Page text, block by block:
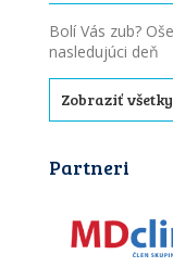
Bolí Vás zub?
nasledujúci deň
Zobraziť všetky
Partneri